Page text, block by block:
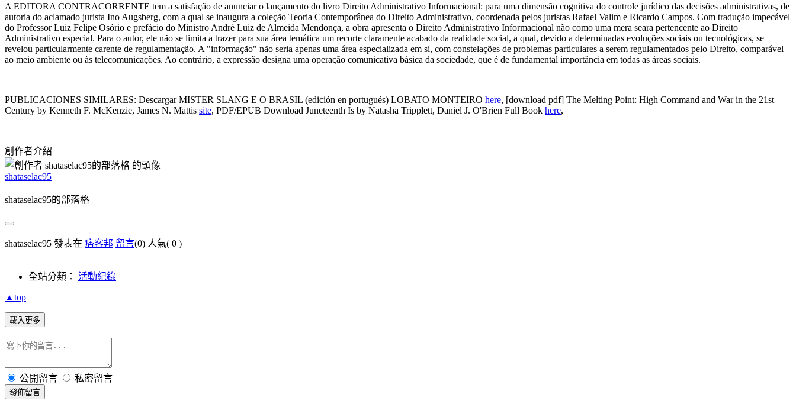
A EDITORA CONTRACORRENTE tem a satisfação de anunciar o lançamento do livro Direito Administrativo Informacional: para uma dimensão cognitiva do controle jurídico das decisões administrativas, de
autoria do aclamado jurista Ino Augsberg, com a qual se inaugura a coleção Teoria Contemporânea do Direito Administrativo, coordenada pelos juristas Rafael Valim e Ricardo Campos. Com tradução impecável
do Professor Luiz Felipe Osório e prefácio do Ministro André Luiz de Almeida Mendonça, a obra apresenta o Direito Administrativo Informacional não como uma mera seara pertencente ao Direito
Administrativo especial. Para o autor, ele não se limita a trazer para sua área temática um recorte claramente acabado da realidade social, a qual, devido a determinadas evoluções sociais ou tecnológicas, se
revelou particularmente carente de regulamentação. A "informação" não seria apenas uma área especializada em si, com constelações de problemas particulares a serem regulamentados pelo Direito, comparável
ao meio ambiente ou às telecomunicações. Ao contrário, a expressão designa uma operação comunicativa básica da sociedade, que é de fundamental importância em todas as áreas sociais.
PUBLICACIONES SIMILARES: Descargar MISTER SLANG E O BRASIL (edición en portugués) LOBATO MONTEIRO here, [download pdf] The Melting Point: High Command and War in the 21st
Century by Kenneth F. McKenzie, James N. Mattis site, PDF/EPUB Download Juneteenth Is by Natasha Tripplett, Daniel J. O'Brien Full Book here,
創作者介紹
shataselac95
shataselac95的部落格
shataselac95 發表在 痞客邦 留言(0) 人氣( 0 )
全站分類： 活動紀錄
▲top
載入更多
公開留言 私密留言
發佈留言